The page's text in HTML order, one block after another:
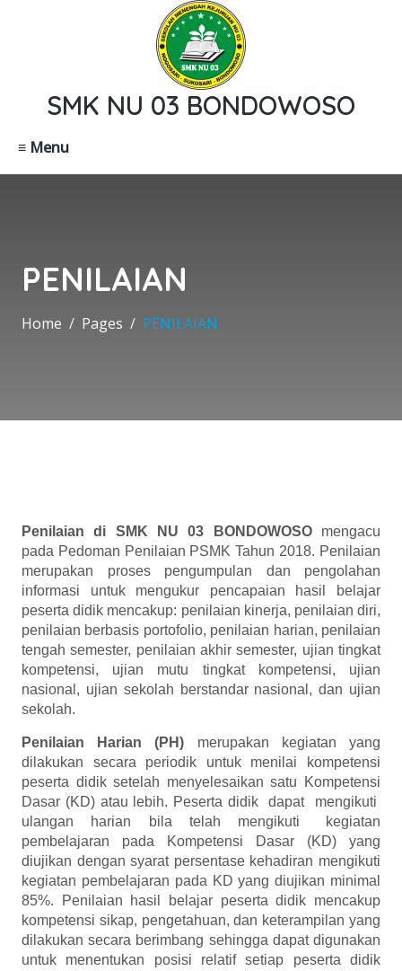
SMK NU 03 BONDOWOSO
≡ Menu
PENILAIAN
Home Pages PENILAIAN
Penilaian di SMK NU 03 BONDOWOSOmengacu
pada Pedoman Penilaian PSMK Tahun 2018. Penilaian
merupakan proses pengumpulan dan pengolahan
informasi untuk mengukur pencapaian hasil belajar
peserta didik mencakup: penilaian kinerja, penilaian diri,
penilaian berbasis portofolio, penilaian harian, penilaian
tengah semester, penilaian akhir semester, ujian tingkat
kompetensi, ujian mutu tingkat kompetensi, ujian
nasional, ujian sekolah berstandar nasional, dan ujian
sekolah.
Penilaian Harian (PH) merupakan kegiatan yang
dilakukan secara periodik untuk menilai kompetensi
peserta didik setelah menyelesaikan satu Kompetensi
Dasar (KD) atau lebih. Peserta didik dapat mengikuti
ulangan harian bila telah mengikuti kegiatan
pembelajaran pada Kompetensi Dasar (KD) yang
diujikan dengan syarat persentase kehadiran mengikuti
kegiatan pembelajaran pada KD yang diujikan minimal
85%. Penilaian hasil belajar peserta didik mencakup
kompetensi sikap, pengetahuan, dan keterampilan yang
dilakukan secara berimbang sehingga dapat digunakan
untuk menentukan posisi relatif setiap peserta didik